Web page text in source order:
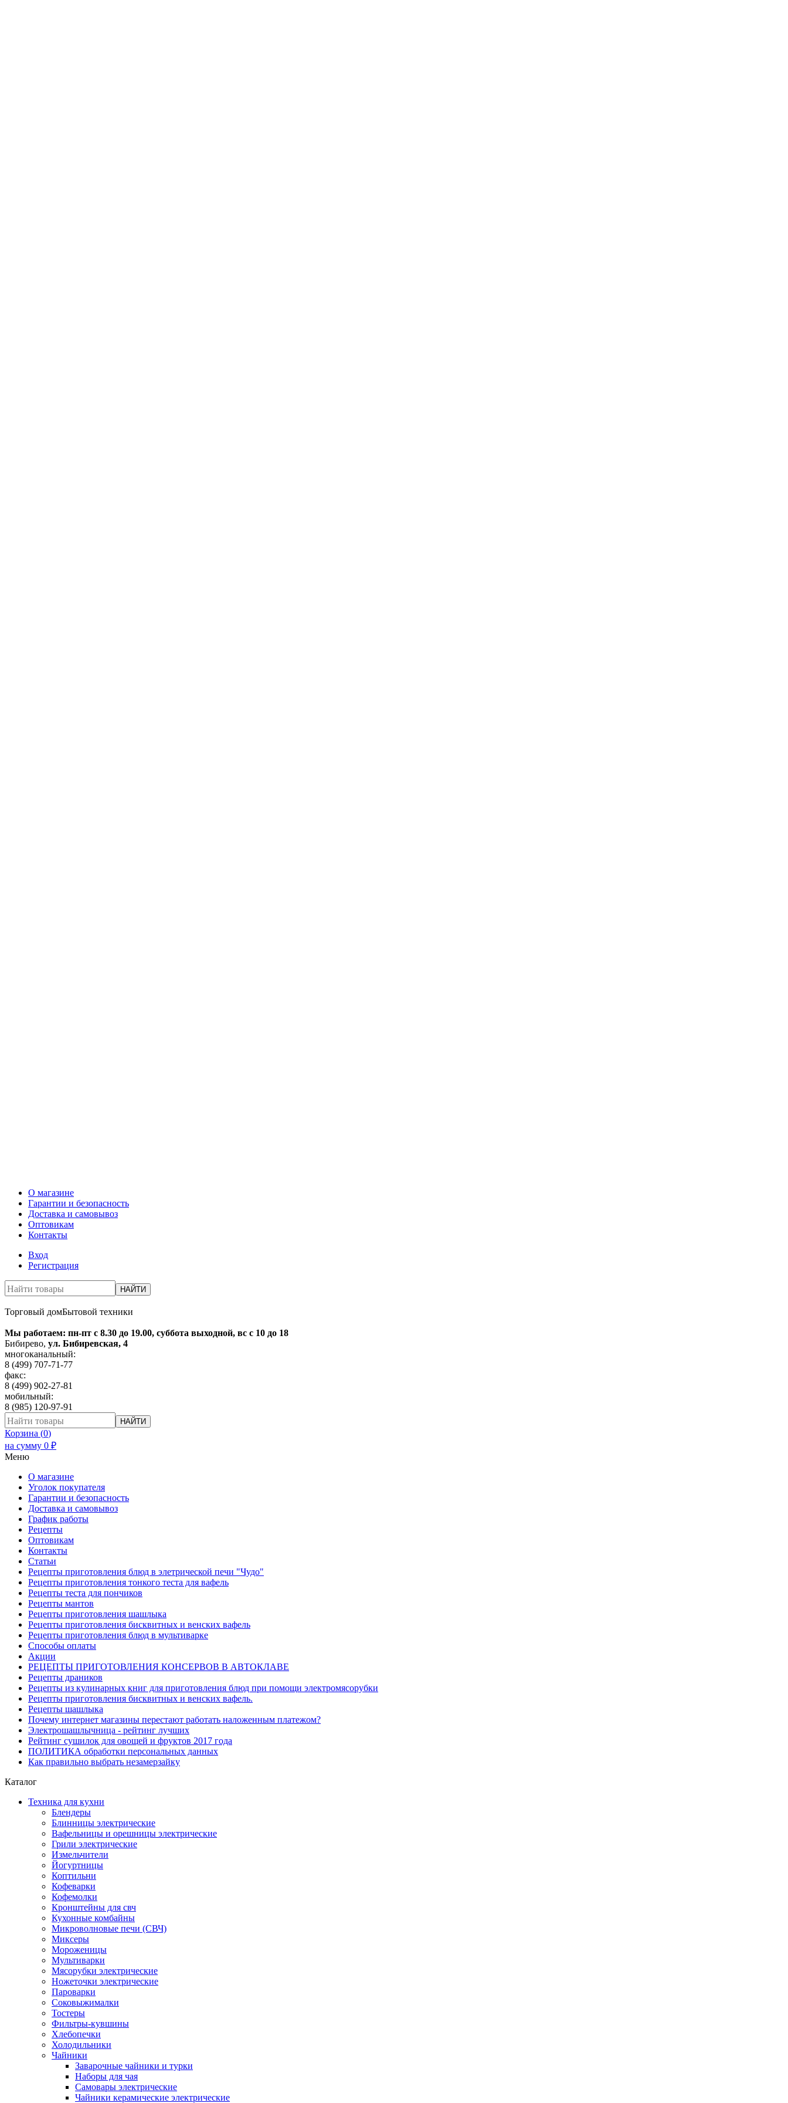
О магазине
Гарантии и безопасность
Доставка и самовывоз
Оптовикам
Контакты
Вход
Регистрация
НАЙТИ
Торговый домБытовой техники
Мы работаем: пн-пт с 8.30 до 19.00, суббота выходной, вс с 10 до 18
Бибирево, ул. Бибиревская, 4
многоканальный:
8 (499) 707-71-77
факс:
8 (499) 902-27-81
мобильный:
8 (985) 120-97-91
НАЙТИ
Корзина (0)
на сумму 0 ₽
Меню
О магазине
Уголок покупателя
Гарантии и безопасность
Доставка и самовывоз
График работы
Рецепты
Оптовикам
Контакты
Статьи
Рецепты приготовления блюд в элетрической печи "Чудо"
Рецепты приготовления тонкого теста для вафель
Рецепты теста для пончиков
Рецепты мантов
Рецепты приготовления шашлыка
Рецепты приготовления бисквитных и венских вафель
Рецепты приготовления блюд в мультиварке
Способы оплаты
Акции
РЕЦЕПТЫ ПРИГОТОВЛЕНИЯ КОНСЕРВОВ В АВТОКЛАВЕ
Рецепты драников
Рецепты из кулинарных книг для приготовления блюд при помощи электромясорубки
Рецепты приготовления бисквитных и венских вафель.
Рецепты шашлыка
Почему интернет магазины перестают работать наложенным платежом?
Электрошашлычница - рейтинг лучших
Рейтинг сушилок для овощей и фруктов 2017 года
ПОЛИТИКА обработки персональных данных
Как правильно выбрать незамерзайку
Каталог
Техника для кухни
Блендеры
Блинницы электрические
Вафельницы и орешницы электрические
Грили электрические
Измельчители
Йогуртницы
Коптильни
Кофеварки
Кофемолки
Кронштейны для свч
Кухонные комбайны
Микроволновые печи (СВЧ)
Миксеры
Мороженицы
Мультиварки
Мясорубки электрические
Ножеточки электрические
Пароварки
Соковыжималки
Тостеры
Фильтры-кувшины
Хлебопечки
Холодильники
Чайники
Заварочные чайники и турки
Наборы для чая
Самовары электрические
Чайники керамические электрические